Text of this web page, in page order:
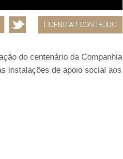
LICENCIAR CONTEÚDO
do centenário da Companhia
instalações de apoio social aos